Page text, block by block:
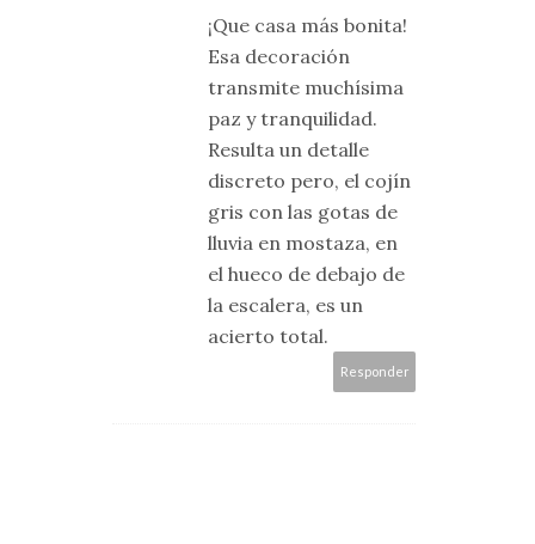
¡Que casa más bonita!
Esa decoración
transmite muchísima
paz y tranquilidad.
Resulta un detalle
discreto pero, el cojín
gris con las gotas de
lluvia en mostaza, en
el hueco de debajo de
la escalera, es un
acierto total.
Responder